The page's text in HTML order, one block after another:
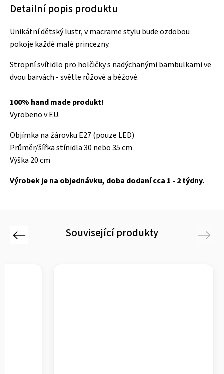
Detailní popis produktu
Unikátní dětský lustr, v macrame stylu bude ozdobou
pokoje každé malé princezny.
Stropní svítidlo pro holčičky s nadýchanými bambulkami ve
dvou barvách - světle růžové a béžové.
100% hand made produkt!
Vyrobeno v EU.
Objímka na žárovku E27 (pouze LED)
Průměr/šířka stínidla 30 nebo 35 cm
Výška 20 cm
Výrobek je na objednávku, doba dodaní cca 1 - 2 týdny.
Související produkty
Previous Next